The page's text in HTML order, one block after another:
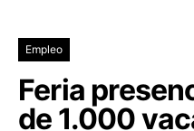
Empleo
Feria
de 1.000